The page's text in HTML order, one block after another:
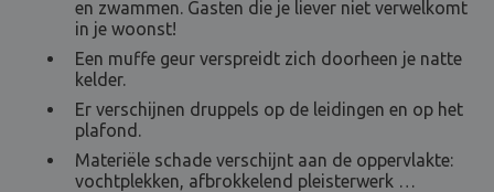
en zwammen. Gasten die je liever niet verwelkomt
in je woonst!
Een muffe geur verspreidt zich doorheen je natte
kelder.
Er verschijnen druppels op de leidingen en op het
plafond.
Materiële schade verschijnt aan de oppervlakte:
vochtplekken, afbrokkelend pleisterwerk …